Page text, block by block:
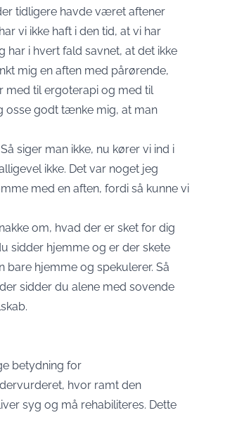
tidligere havde været aftener
vi ikke haft i den tid, at vi har
har i hvert fald savnet, at det ikke
mig en aften med pårørende,
med til ergoterapi og med til
osse godt tænke mig, at man
siger man ikke, nu kører vi ind i
ikke. Det var noget jeg
med en aften, fordi så kunne vi
om, hvad der er sket for dig
sidder hjemme og er der skete
bare hjemme og spekulerer. Så
sidder du alene med sovende
betydning for
hvor ramt den
syg og må rehabiliteres. Dette